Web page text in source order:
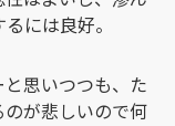
には良好。
思いつつも、た
が悲しいので何